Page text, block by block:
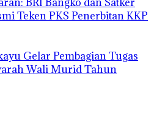
Teken PKS Penerbitan KKP
Gelar Pembagian Tugas
Wali Murid Tahun